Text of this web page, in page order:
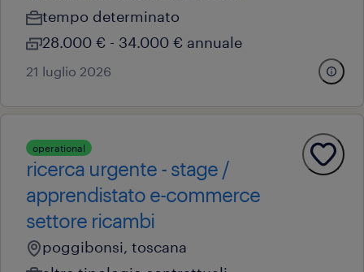
tempo determinato
28.000 € - 34.000 € annuale
21 luglio 2026
operational
ricerca urgente - stage /
apprendistato e-commerce
settore ricambi
poggibonsi, toscana